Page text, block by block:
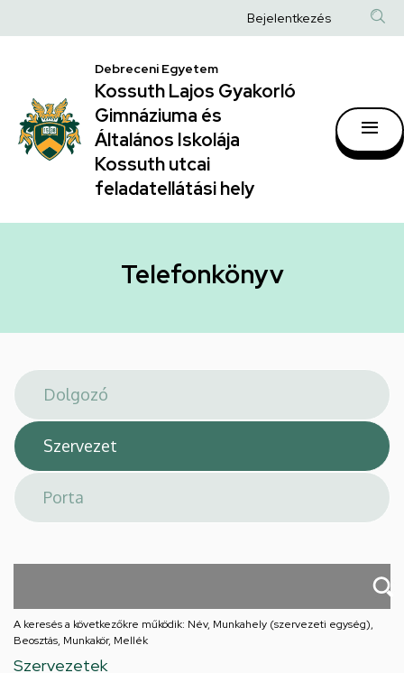
|
Kossuth
Lajos
Gyakorló
Gimnáziuma
Általános
hely
a
Anonim
fiók
Bejelentkezés
Debreceni Egyetem
Kossuth Lajos Gyakorló
Gimnáziuma és
Általános Iskolája
Kossuth utcai
feladatellátási hely
Telefonkönyv
A keresés a következőkre működik: Név, Munkahely (szervezeti egység),
Beosztás, Munkakör, Mellék
Szervezetek